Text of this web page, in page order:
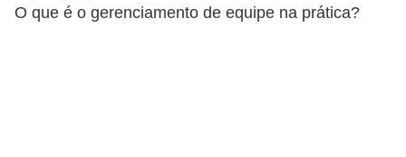
O que é o gerenciamento de equipe na prática?
e